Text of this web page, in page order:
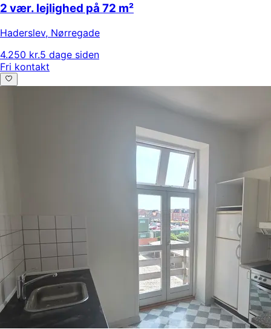
2 vær. lejlighed på 72 m²
Haderslev, Nørregade
4.250 kr.5 dage siden
Fri kontakt